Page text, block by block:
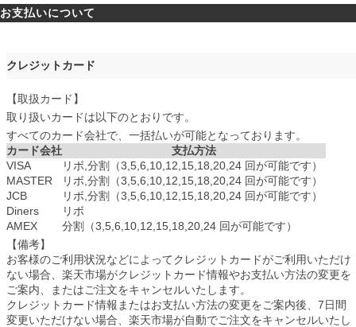
お支払いについて
クレジットカード
【取扱カード】
取り扱いカードは以下のとおりです。
すべてのカード会社で、一括払いが可能となっております。
カード会社
支払方法
VISA
リボ,分割（3,5,6,10,12,15,18,20,24 回が可能です）
MASTER
リボ,分割（3,5,6,10,12,15,18,20,24 回が可能です）
JCB
リボ,分割（3,5,6,10,12,15,18,20,24 回が可能です）
Diners
リボ
AMEX
分割（3,5,6,10,12,15,18,20,24 回が可能です）
【備考】
お客様のご利用状況などによってクレジットカードがご利用いただけ
ない場合、楽天市場がクレジットカード情報やお支払い方法の変更を
ご案内、またはご注文をキャンセルいたします。
クレジットカード情報またはお支払い方法の変更をご案内後、7日間
変更いただけない場合、楽天市場が自動でご注文をキャンセルいたし